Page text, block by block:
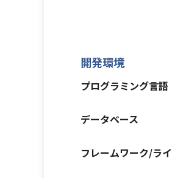
開発環境
プログラミング言語
データベース
フレームワーク/ラ